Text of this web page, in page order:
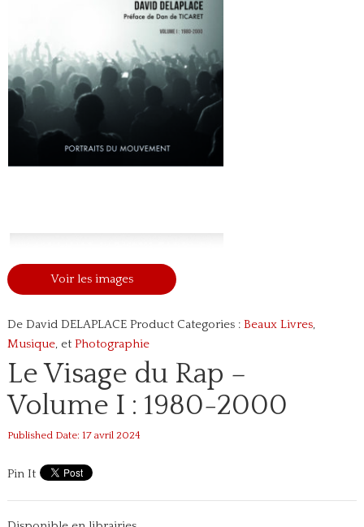
Voir les images
De David DELAPLACEProduct Categories : Beaux Livres,
Musique, et Photographie
Le Visage du Rap –
Volume I : 1980-2000
Published Date: 17 avril 2024
Pin It